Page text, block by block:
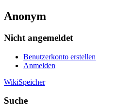
Anonym
Nicht angemeldet
Benutzerkonto erstellen
Anmelden
WikiSpeicher
Suche